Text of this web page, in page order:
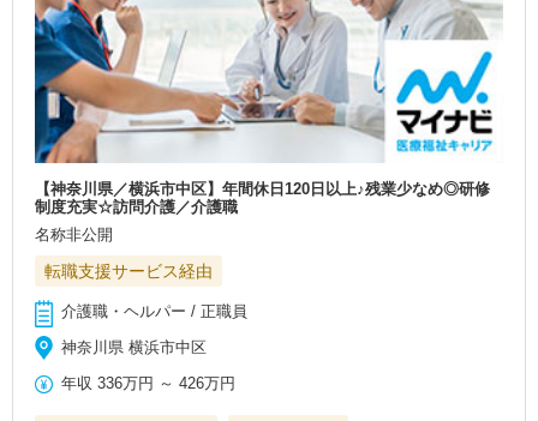
【神奈川県／横浜市中区】年間休日120日以上♪残業少なめ◎研修
制度充実☆訪問介護／介護職
名称非公開
転職支援サービス経由
介護職・ヘルパー / 正職員
神奈川県 横浜市中区
年収 336万円 ～426万円